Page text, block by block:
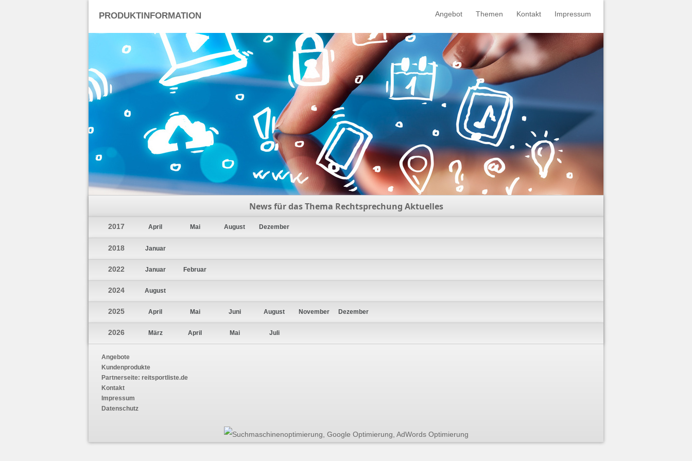
PRODUKTINFORMATION Angebot Themen Kontakt Impressum
News für das Thema Rechtsprechung Aktuelles
2017 April Mai August Dezember
2018 Januar
2022 Januar Februar
2024 August
2025 April Mai Juni August November Dezember
2026 März April Mai Juli
Angebote
Kundenprodukte
Partnerseite: reitsportliste.de
Kontakt
Impressum
Datenschutz